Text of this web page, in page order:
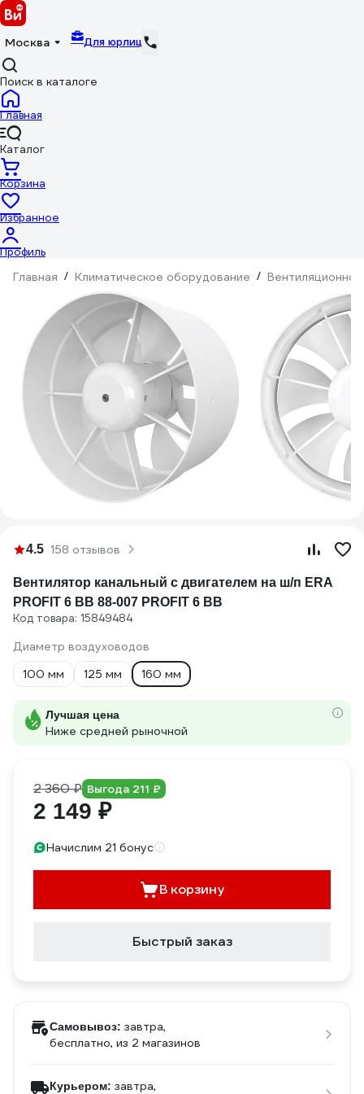
Москва Для юрлиц
Поиск в каталоге
Главная
Каталог
Корзина
Избранное
Профиль
Главная / Климатическое оборудование /
4.5 158 отзывов
Вентилятор канальный с двигателем на ш/п ERA
PROFIT 6 ВВ 88-007 PROFIT 6 BB
Код товара: 15849484
Диаметр воздуховодов
100 мм
125 мм 160 мм
Лучшая цена
Ниже средней рыночной
2 360 ₽ Выгода 211 ₽
2 149 ₽
Начислим 21 бонус
В корзину
Быстрый заказ
Самовывоз: завтра,
бесплатно, из 2 магазинов
Курьером: завтра,